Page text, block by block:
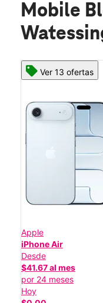
Mobile
Ver 13 ofertas
Apple
iPhone Air
Desde
$41.67 al mes
por 24 meses
Hoy